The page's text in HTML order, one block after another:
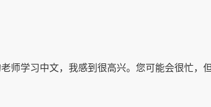
学习中文，我感到很高兴。您可能会很忙，